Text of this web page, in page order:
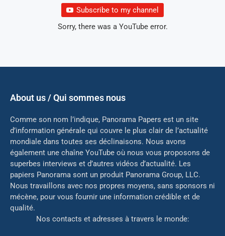
Subscribe to my channel
Sorry, there was a YouTube error.
About us / Qui sommes nous
Comme son nom l’indique, Panorama Papers est un site
d’information générale qui couvre le plus clair de l’actualité
mondiale dans toutes ses déclinaisons. Nous avons
également une chaîne YouTube où nous vous proposons de
superbes interviews et d’autres vidéos d’actualité. Les
papiers Panorama sont un produit Panorama Group, LLC.
Nous travaillons avec nos propres moyens, sans sponsors ni
mécène, pour vous fournir une information crédible et de
qualité.
Nos contacts et adresses à travers le monde: